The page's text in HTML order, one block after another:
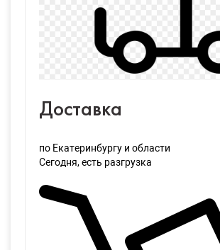
Доставка
по Екатеринбургу и области
Сегодня, есть разгрузка